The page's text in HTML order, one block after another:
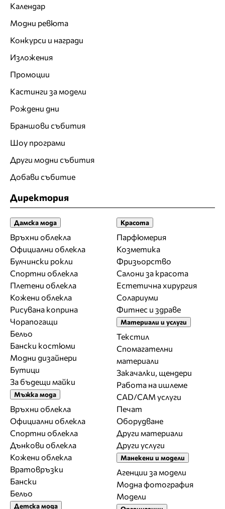
Календар
Модни ревюта
Конкурси и награди
Изложения
Промоции
Кастинги за модели
Рождени дни
Браншови събития
Шоу програми
Други модни събития
Добави събитие
Директория
Дамска мода
Връхни облекла
Официални облекла
Булчински рокли
Спортни облекла
Плетени облекла
Кожени облекла
Рисувана коприна
Чорапогащи
Бельо
Бански костюми
Модни дизайнери
Бутици
За бъдещи майки
Мъжка мода
Връхни облекла
Официални облекла
Спортни облекла
Дънкови облекла
Кожени облекла
Вратовръзки
Бански
Бельо
Детска мода
Красота
Парфюмерия
Козметика
Фризьорство
Салони за красота
Естетична хирургия
Солариуми
Фитнес и здраве
Материали и услуги
Текстил
Спомагателни
материали
Закачалки, щендери
Работа на ишлеме
CAD/CAM услуги
Печат
Оборудване
Други материали
Други услуги
Манекени и модели
Агенции за модели
Модна фотография
Модели